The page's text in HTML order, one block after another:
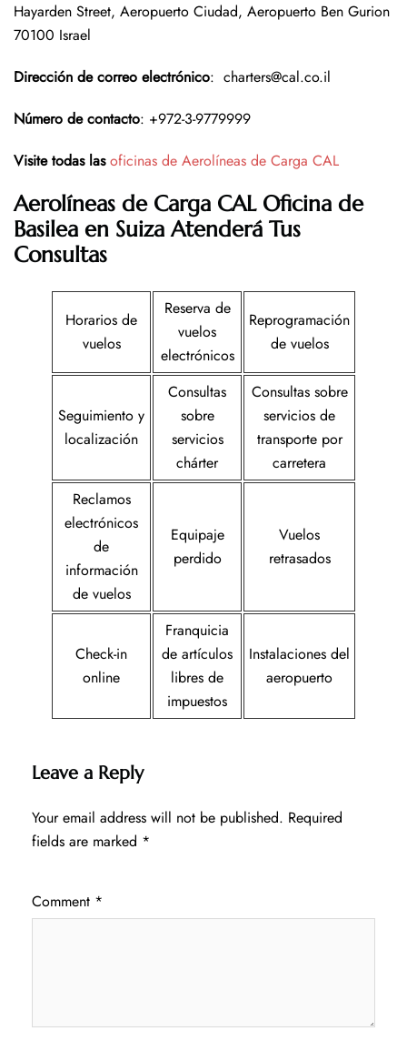
Hayarden Street, Aeropuerto Ciudad, Aeropuerto Ben Gurion
70100 Israel
Dirección de correo electrónico: charters@cal.co.il
Número de contacto: +972-3-9779999
Visite todas las oficinas de Aerolíneas de Carga CAL
Aerolíneas de Carga CAL Oficina de
Basilea en SuizaAtenderá Tus
Consultas
Horarios de
vuelos
Reserva de
vuelos
electrónicos
Reprogramación
de vuelos
Seguimiento y
localización
Consultas
sobre
servicios
chárter
Consultas sobre
servicios de
transporte por
carretera
Reclamos
electrónicos
de
información
de vuelos
Equipaje
perdido
Vuelos
retrasados
Check-in
online
Franquicia
de artículos
libres de
impuestos
Instalaciones del
aeropuerto
Leave a Reply
Your email address will not be published. Required
fields are marked *
Comment *